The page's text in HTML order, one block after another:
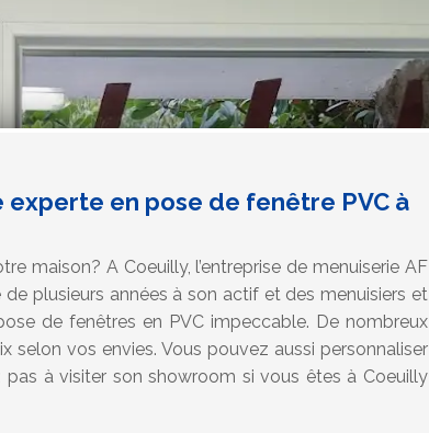
experte en pose de fenêtre PVC à
maison? A Coeuilly, l’entreprise de menuiserie AF
plusieurs années à son actif et des menuisiers et
de fenêtres en PVC impeccable. De nombreux
vos envies. Vous pouvez aussi personnaliser
à visiter son showroom si vous êtes à Coeuilly